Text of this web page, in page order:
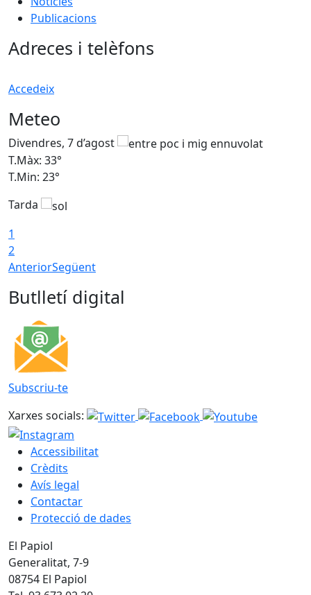
Publicacions
Adreces i telèfons
Accedeix
Meteo
Divendres, 7 d’agost
T.Màx: 33°
T.Min: 23°
Tarda
1
2
AnteriorSegüent
Butlletí digital
Subscriu-te
Xarxes socials:
Accessibilitat
Crèdits
Avís legal
Contactar
Protecció de dades
El Papiol
Generalitat, 7-9
08754 El Papiol